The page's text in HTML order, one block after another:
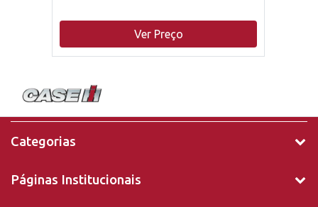
Ver Preço
Categorias
Páginas Institucionais